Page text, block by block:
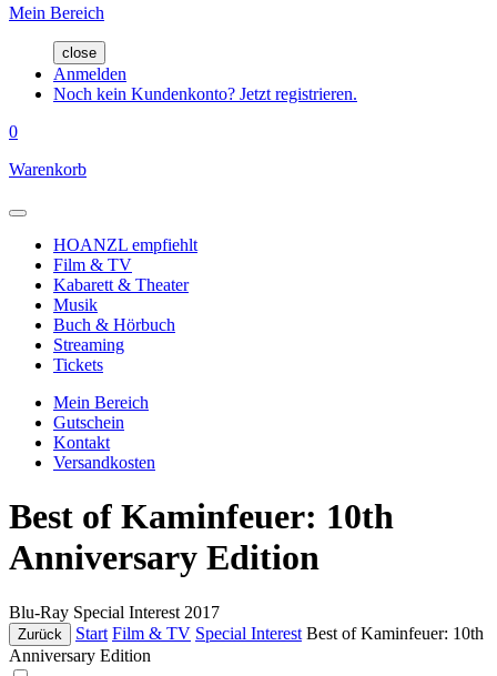
Mein Bereich
close
Anmelden
Noch kein Kundenkonto? Jetzt registrieren.
0
Warenkorb
HOANZL empfiehlt
Film & TV
Kabarett & Theater
Musik
Buch & Hörbuch
Streaming
Tickets
Mein Bereich
Gutschein
Kontakt
Versandkosten
Best of Kaminfeuer: 10th
Anniversary Edition
Blu-Ray Special Interest 2017
Zurück Start Film & TV Special Interest Best of Kaminfeuer: 10th
Anniversary Edition